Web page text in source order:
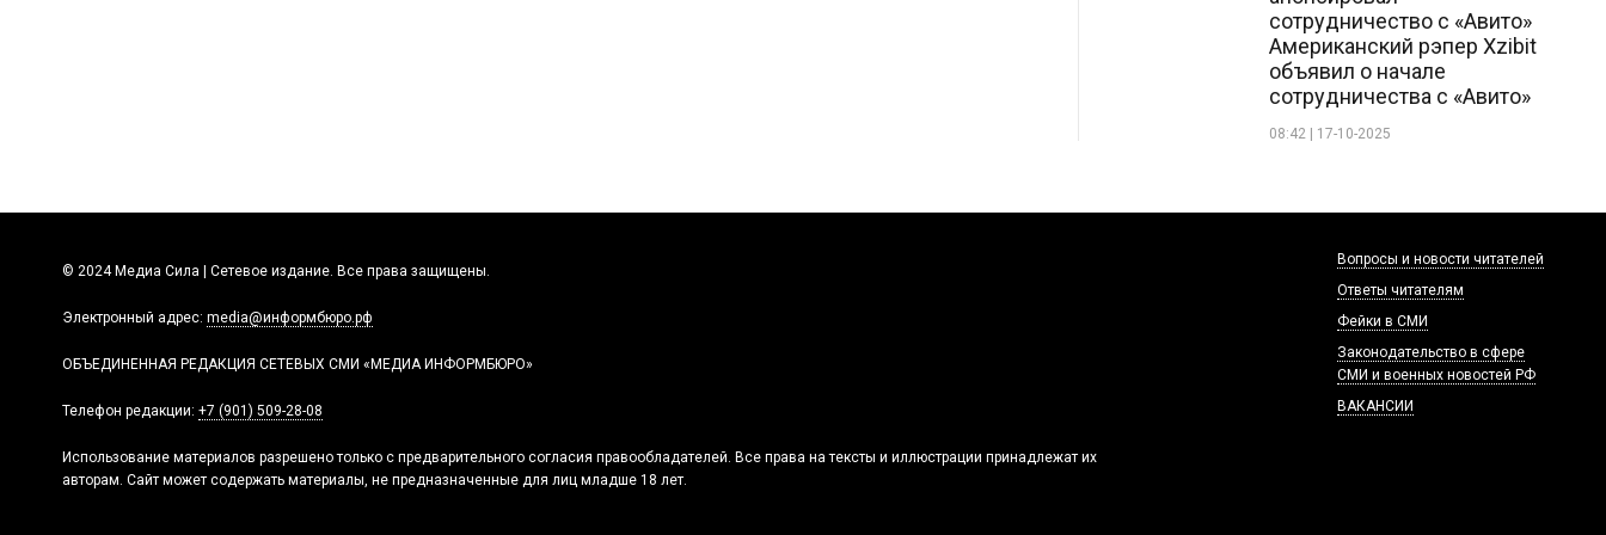
сотрудничество с «Авито»
Американский рэпер Xzibit
объявил о начале
сотрудничества с «Авито»
08:42 | 17-10-2025
© 2024 Медиа Сила | Сетевое издание. Все права защищены.
Электронный адрес: media@информбюро.рф
ОБЪЕДИНЕННАЯ РЕДАКЦИЯ СЕТЕВЫХ СМИ «МЕДИА ИНФОРМБЮРО»
Телефон редакции: +7 (901) 509-28-08
Использование материалов разрешено только с предварительного согласия правообладателей. Все права на тексты и иллюстрации принадлежат их
авторам. Сайт может содержать материалы, не предназначенные для лиц младше 18 лет.
Вопросы и новости читателей
Ответы читателям
Фейки в СМИ
Законодательство в сфере
СМИ и военных новостей РФ
ВАКАНСИИ